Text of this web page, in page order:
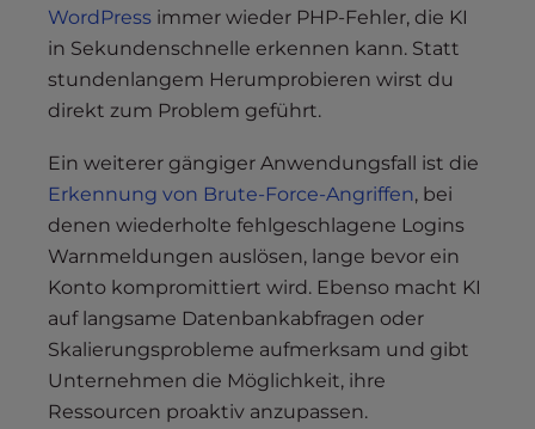
WordPress immer wieder PHP-Fehler, die KI
in Sekundenschnelle erkennen kann. Statt
stundenlangem Herumprobieren wirst du
direkt zum Problem geführt.
Ein weiterer gängiger Anwendungsfall ist die
Erkennung von Brute-Force-Angriffen, bei
denen wiederholte fehlgeschlagene Logins
Warnmeldungen auslösen, lange bevor ein
Konto kompromittiert wird. Ebenso macht KI
auf langsame Datenbankabfragen oder
Skalierungsprobleme aufmerksam und gibt
Unternehmen die Möglichkeit, ihre
Ressourcen proaktiv anzupassen.